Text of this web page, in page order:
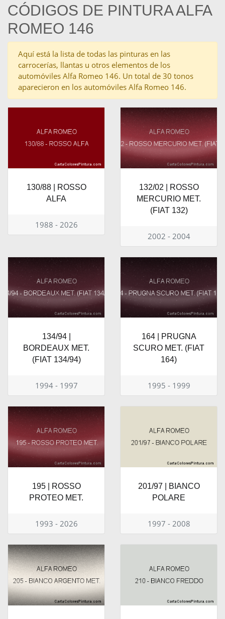
CÓDIGOS DE PINTURA ALFA
ROMEO 146
Aquí está la lista de todas las pinturas en las
carrocerías, llantas u otros elementos de los
automóviles Alfa Romeo 146. Un total de 30 tonos
aparecieron en los automóviles Alfa Romeo 146.
130/88 | ROSSO
ALFA
1988 - 2026
132/02 | ROSSO
MERCURIO MET.
(FIAT 132)
2002 - 2004
134/94 |
BORDEAUX MET.
(FIAT 134/94)
1994 - 1997
164 | PRUGNA
SCURO MET. (FIAT
164)
1995 - 1999
195 | ROSSO
PROTEO MET.
1993 - 2026
201/97 | BIANCO
POLARE
1997 - 2008